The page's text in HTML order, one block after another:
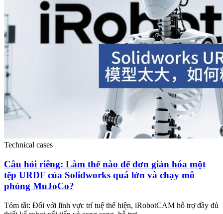
Technical cases
Câu hỏi riêng: Làm thế nào để đơn giản hóa một
tệp URDF của Solidworks quá lớn và chạy mô
phỏng MuJoCo?
Tóm tắt: Đối với lĩnh vực trí tuệ thể hiện, iRobotCAM hỗ trợ đầy đủ